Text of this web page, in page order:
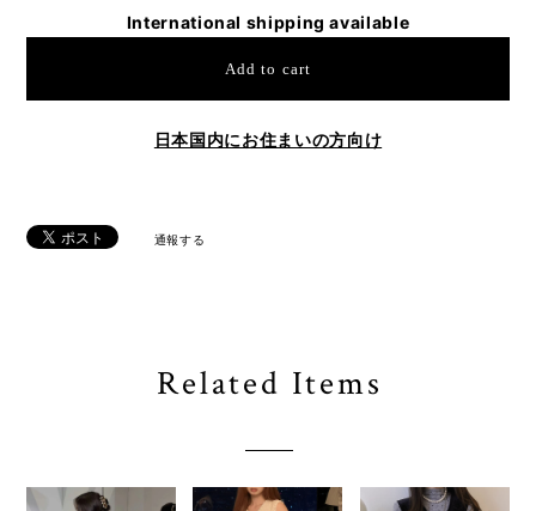
International shipping available
Add to cart
日本国内にお住まいの方向け
通報する
Related Items